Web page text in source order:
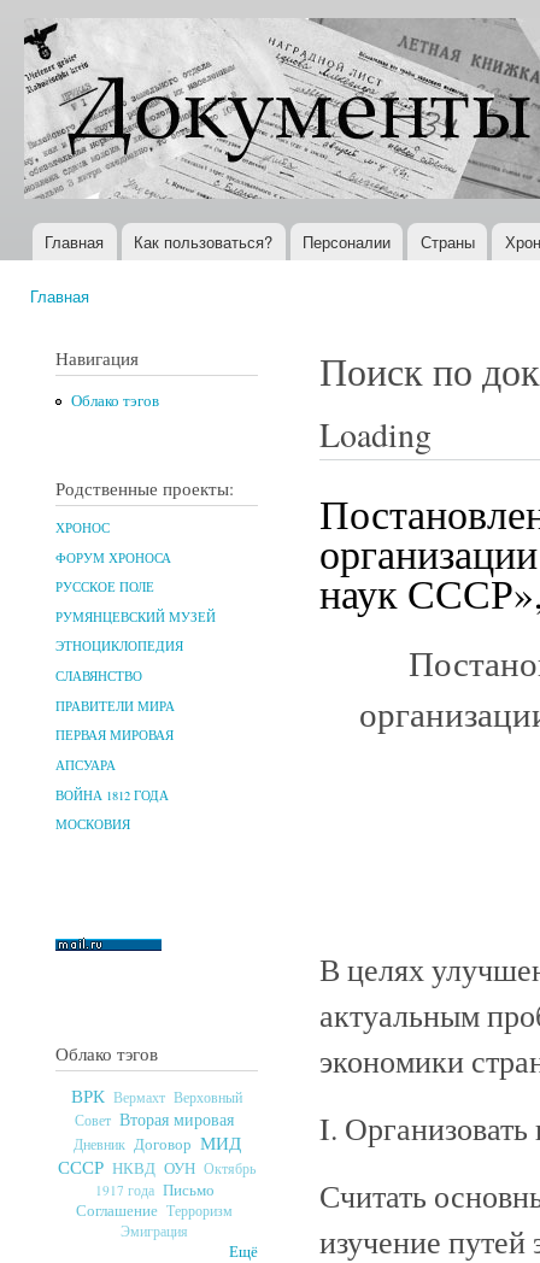
Документы
XX века
Всемирная
история в
Интернете
Главное меню
Главная Как пользоваться? Персоналии Страны
Главная
Навигация
Облако тэгов
Родственные проекты:
ХРОНОС
ФОРУМ ХРОНОСА
РУССКОЕ ПОЛЕ
РУМЯНЦЕВСКИЙ МУЗЕЙ
ЭТНОЦИКЛОПЕДИЯ
СЛАВЯНСТВО
ПРАВИТЕЛИ МИРА
ПЕРВАЯ МИРОВАЯ
АПСУАРА
ВОЙНА 1812 ГОДА
МОСКОВИЯ
Облако тэгов
ВРК Вермахт Верховный
Совет Вторая мировая
Дневник Договор МИД
СССР НКВД ОУН Октябрь
1917 года Письмо
Соглашение Терроризм
Эмиграция
Ещё
Поиск по
Loading
наук
В целях
актуальным
экономики
I.
Считать
изучение путей